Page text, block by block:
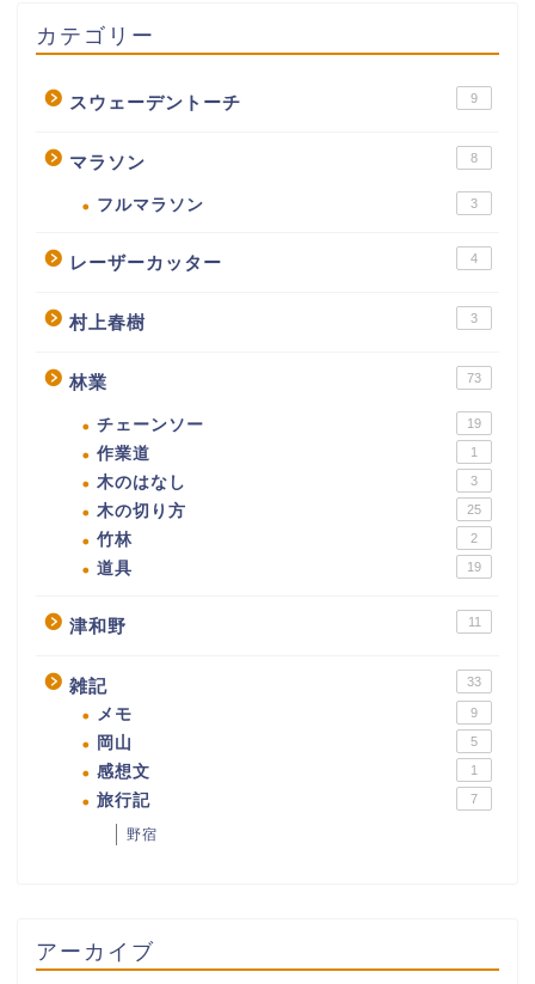
カテゴリー
スウェーデントーチ 9
マラソン 8
フルマラソン 3
レーザーカッター 4
村上春樹 3
林業 73
チェーンソー 19
作業道 1
木のはなし 3
木の切り方 25
竹林 2
道具 19
津和野 11
雑記 33
メモ 9
岡山 5
感想文 1
旅行記 7
野宿
アーカイブ